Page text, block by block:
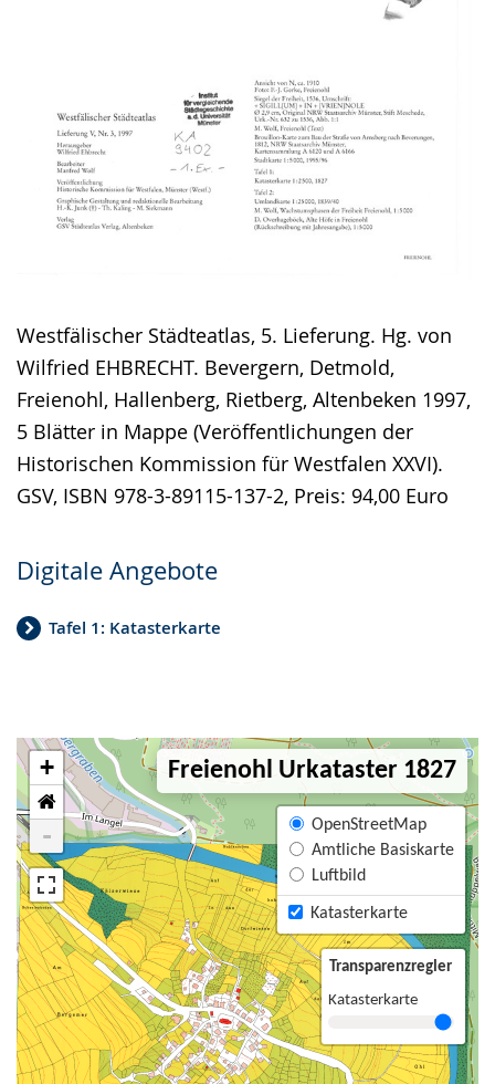
Westfälischer Städteatlas, 5. Lieferung. Hg. von
Wilfried EHBRECHT. Bevergern, Detmold,
Freienohl, Hallenberg, Rietberg, Altenbeken 1997,
5 Blätter in Mappe (Veröffentlichungen der
Historischen Kommission für Westfalen XXVI).
GSV, ISBN 978-3-89115-137-2, Preis: 94,00 Euro
Digitale Angebote
Tafel 1: Katasterkarte